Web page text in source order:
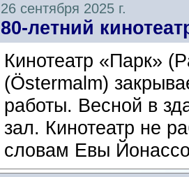
26 сентября 2025 г.
80-летний
Кинотеатр «Парк»
(Östermalm)
работы. Весной в
зал. Кинотеатр не
словам Евы